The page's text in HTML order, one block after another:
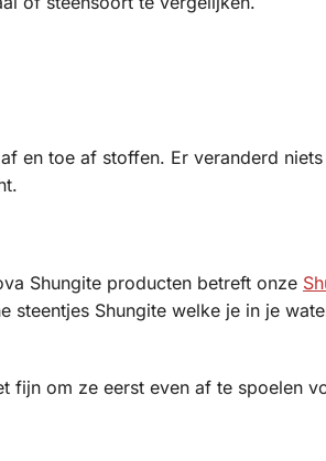
en toe af stoffen. Er veranderd
Shungite producten betreft onze
steentjes Shungite welke je in je
fijn om ze eerst even af te spoelen